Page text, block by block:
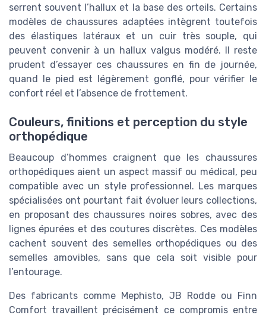
serrent souvent l’hallux et la base des orteils. Certains
modèles de chaussures adaptées intègrent toutefois
des élastiques latéraux et un cuir très souple, qui
peuvent convenir à un hallux valgus modéré. Il reste
prudent d’essayer ces chaussures en fin de journée,
quand le pied est légèrement gonflé, pour vérifier le
confort réel et l’absence de frottement.
Couleurs, finitions et perception du style
orthopédique
Beaucoup d’hommes craignent que les chaussures
orthopédiques aient un aspect massif ou médical, peu
compatible avec un style professionnel. Les marques
spécialisées ont pourtant fait évoluer leurs collections,
en proposant des chaussures noires sobres, avec des
lignes épurées et des coutures discrètes. Ces modèles
cachent souvent des semelles orthopédiques ou des
semelles amovibles, sans que cela soit visible pour
l’entourage.
Des fabricants comme Mephisto, JB Rodde ou Finn
Comfort travaillent précisément ce compromis entre